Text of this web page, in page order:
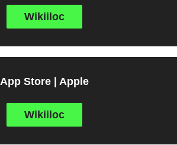
Wikiiloc
App Store | Apple
Wikiiloc